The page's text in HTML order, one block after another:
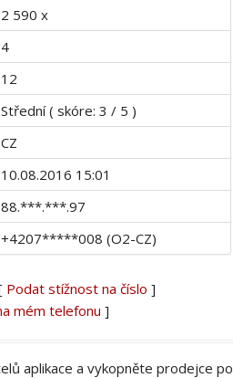
2 590 x
4
12
Střední ( skóre: 3 / 5 )
CZ
10.08.2016 15:01
88.***.***.97
+4207*****008 (O2-CZ)
Podat stížnost na číslo ]
mém telefonu ]
aplikace a vykopněte prodejce po